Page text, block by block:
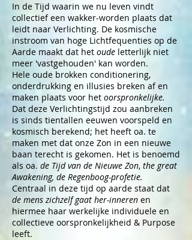
In de Tijd waarin we nu leven vindt
collectief een wakker-worden plaats dat
leidt naar Verlichting. De kosmische
instroom van hoge Lichtfequenties op de
Aarde maakt dat het oude letterlijk niet
meer 'vastgehouden' kan worden.
Hele oude brokken conditionering,
onderdrukking en illusies breken af en
maken plaats voor het oorspronkelijke.
Dat deze Verlichtingstijd zou aanbreken
is sinds tientallen eeuwen voorspeld en
kosmisch berekend; het heeft oa. te
maken met dat onze Zon in een nieuwe
baan terecht is gekomen. Het is benoemd
als oa. de Tijd van de Nieuwe Zon, the great
Awakening, de Regenboog-profetie.
Centraal in deze tijd op aarde staat dat
de menszichzelf gaat her-inneren en
hiermee haar werkelijke individuele en
collectieve oorspronkelijkheid & Purpose
leeft.